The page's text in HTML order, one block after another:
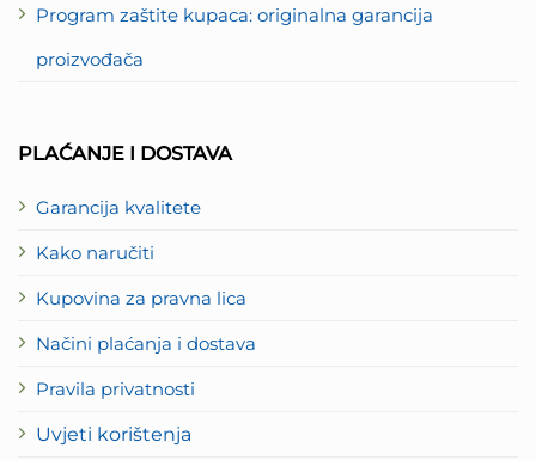
Program zaštite kupaca: originalna garancija
proizvođača
PLAĆANJE I DOSTAVA
Garancija kvalitete
Kako naručiti
Kupovina za pravna lica
Načini plaćanja i dostava
Pravila privatnosti
Uvjeti korištenja